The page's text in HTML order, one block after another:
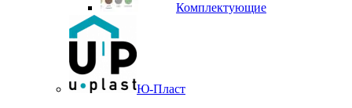
Комплектующие
Ю-Пласт